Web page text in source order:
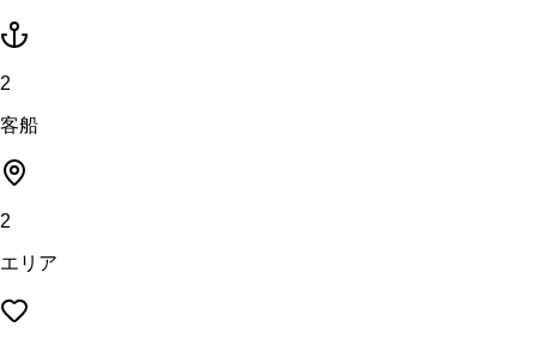
2
客船
2
エリア